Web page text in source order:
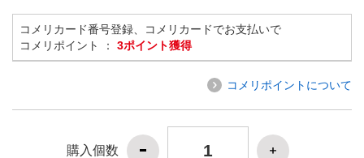
コメリカード番号登録、コメリカードでお支払いで
コメリポイント ： 3ポイント獲得
コメリポイントについて
購入個数